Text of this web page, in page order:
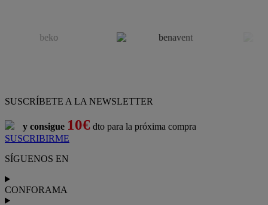
SUSCRÍBETE A LA NEWSLETTER
y consigue 10€ dto para la próxima compra
SUSCRIBIRME
SÍGUENOS EN
CONFORAMA